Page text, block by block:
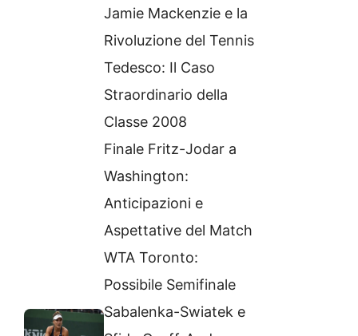
Jamie Mackenzie e la
Rivoluzione del Tennis
Tedesco: Il Caso
Straordinario della
Classe 2008
Finale Fritz-Jodar a
Washington:
Anticipazioni e
Aspettative del Match
WTA Toronto:
Possibile Semifinale
Sabalenka-Swiatek e